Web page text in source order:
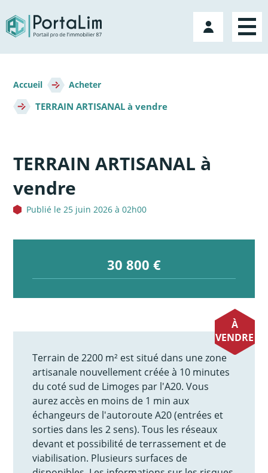
directement
au
contenu
Mon
compte
d'Ariane
Accueil Acheter
TERRAIN ARTISANAL à vendre
TERRAIN ARTISANAL à
vendre
Publié le 25 juin 2026 à 02h00
30 800 €
À
VENDRE
Terrain de 2200 m² est situé dans une zone
artisanale nouvellement créée à 10 minutes
du coté sud de Limoges par l'A20. Vous
aurez accès en moins de 1 min aux
échangeurs de l'autoroute A20 (entrées et
sorties dans les 2 sens). Tous les réseaux
devant et possibilité de terrassement et de
viabilisation. Plusieurs surfaces de